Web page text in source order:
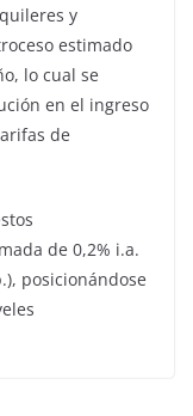
y
estimado
lo cual se
en el ingreso
de
de 0,2% i.a.
posicionándose